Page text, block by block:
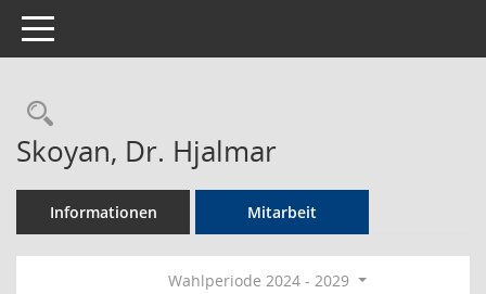
Toggle navigation
Rechercheauswahl
Skoyan, Dr. Hjalmar
Informationen Mitarbeit
Wahlperiode 2024 - 2029